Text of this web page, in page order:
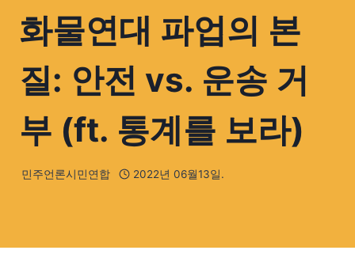
화물연대 파업의 본
질: 안전 vs. 운송 거
부 (ft. 통계를 보라)
민주언론시민연합 2022년 06월13일.